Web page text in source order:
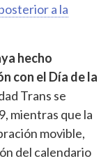
a la
hecho
con el Día de la
Trans se
mientras que la
movible,
del calendario